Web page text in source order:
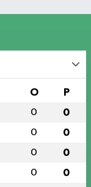
O P
0 0
0 0
0 0
0 0